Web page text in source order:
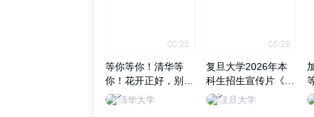
00:25
等你等你！清华等
你！花开正好，别辜
负眼前季节，来清华
赴一场青春之约~
清华大学
05:29
复旦大学2026年本
科生招生宣传片《无
用之用》正式发布
复旦大学